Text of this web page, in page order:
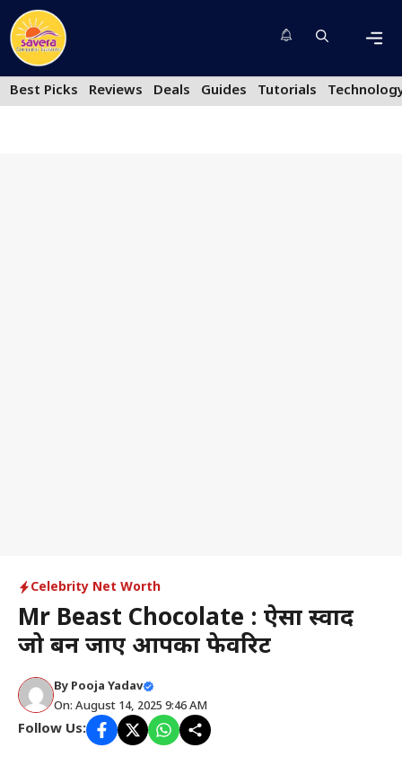
Skip
to
content
Best Picks
Reviews Deals Guides Tutorials
Celebrity Net Worth
Mr Beast Chocolate : ऐसा स्वाद
जो बन जाए आपका फेवरिट
By Pooja Yadav
On: August 14, 2025 9:46 AM
Follow Us: